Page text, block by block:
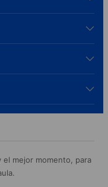
el mejor momento, para